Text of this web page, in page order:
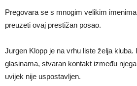
Pregovara se s mnogim velikim
preuzeti ovaj prestižan posao.
Jurgen Klopp je na vrhu liste želja kluba.
glasinama, stvaran kontakt između
uvijek nije uspostavljen.